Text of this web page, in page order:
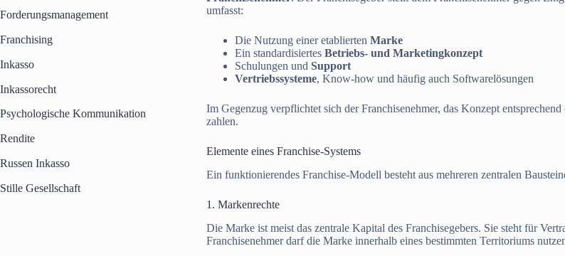
umfasst:
Die Nutzung einer etabliertenMarke
Ein standardisiertesBetriebs- und Marketingkonzept
Schulungen undSupport
Vertriebssysteme, Know-how und häufig auch Softwarelösungen
Im Gegenzug verpflichtet sich der Franchisenehmer, das Konzept
zahlen.
Elemente eines Franchise-Systems
Ein funktionierendes Franchise-Modell besteht aus mehreren zentralen
1. Markenrechte
Die Marke ist meist das zentrale Kapital des Franchisegebers. Sie steht für
Franchisenehmer darf die Marke innerhalb eines bestimmten Territoriums
Forderungsmanagement
Franchising
Inkasso
Inkassorecht
Psychologische Kommunikation
Rendite
Russen Inkasso
Stille Gesellschaft